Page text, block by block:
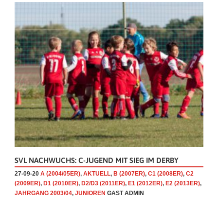
SVL NACHWUCHS: C-JUGEND MIT SIEG IM DERBY
27-09-20 A (2004/05ER), AKTUELL, B (2007ER), C1 (2008ER), C2
(2009ER), D1 (2010ER), D2/D3 (2011ER), E1 (2012ER), E2 (2013ER),
JAHRGANG 2003/04, JUNIOREN GAST ADMIN